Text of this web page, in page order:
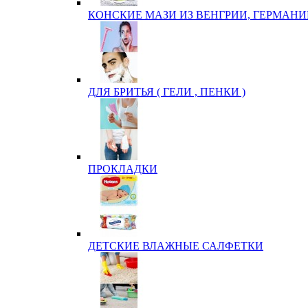
КОНСКИЕ МАЗИ ИЗ ВЕНГРИИ,
ДЛЯ БРИТЬЯ ( ГЕЛИ , ПЕНКИ )
ПРОКЛАДКИ
ДЕТСКИЕ ВЛАЖНЫЕ САЛФЕТКИ